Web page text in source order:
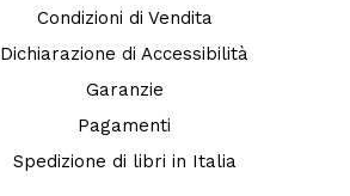
Condizioni di Vendita
Dichiarazione di Accessibilità
Garanzie
Pagamenti
Spedizione di libri in Italia